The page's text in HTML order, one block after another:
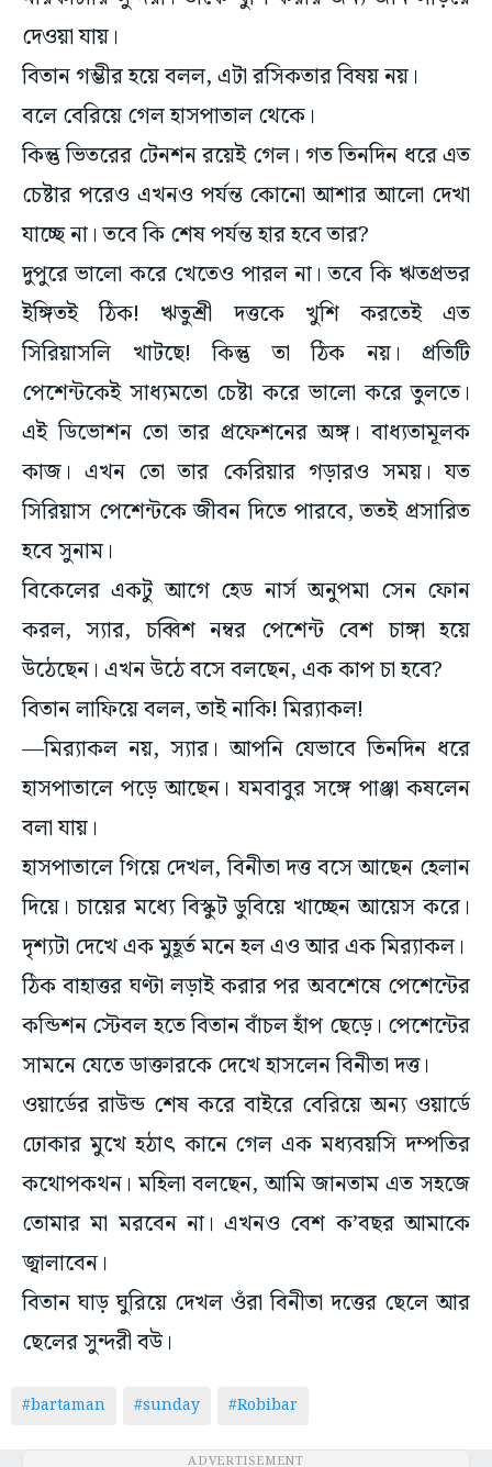
বিতান গম্ভীর হয়ে বলল, এটা রসিকতার বিষয় নয়।
বলে বেরিয়ে গেল হাসপাতাল থেকে।
কিন্তু ভিতরের টেনশন রয়েই গেল। গত তিনদিন ধরে এত
চেষ্টার পরেও এখনও পর্যন্ত কোনো আশার আলো দেখা
যাচ্ছে না। তবে কি শেষ পর্যন্ত হার হবে তার?
দুপুরে ভালো করে খেতেও পারল না। তবে কি ঋতপ্রভর
ইঙ্গিতই ঠিক! ঋতুশ্রী দত্তকে খুশি করতেই এত
সিরিয়াসলি খাটছে! কিন্তু তা ঠিক নয়। প্রতিটি
পেশেন্টকেই সাধ্যমতো চেষ্টা করে ভালো করে তুলতে।
এই ডিভোশন তো তার প্রফেশনের অঙ্গ। বাধ্যতামূলক
কাজ। এখন তো তার কেরিয়ার গড়ারও সময়। যত
সিরিয়াস পেশেন্টকে জীবন দিতে পারবে, ততই প্রসারিত
হবে সুনাম।
বিকেলের একটু আগে হেড নার্স অনুপমা সেন ফোন
করল, স্যার, চব্বিশ নম্বর পেশেন্ট বেশ চাঙ্গা হয়ে
উঠেছেন। এখন উঠে বসে বলছেন, এক কাপ চা হবে?
বিতান লাফিয়ে বলল, তাই নাকি! মির‌্যাকল!
—মির‌্যাকল নয়, স্যার। আপনি যেভাবে তিনদিন ধরে
হাসপাতালে পড়ে আছেন। যমবাবুর সঙ্গে পাঞ্জা কষলেন
বলা যায়।
হাসপাতালে গিয়ে দেখল, বিনীতা দত্ত বসে আছেন হেলান
দিয়ে। চায়ের মধ্যে বিস্কুট ডুবিয়ে খাচ্ছেন আয়েস করে।
দৃশ্যটা দেখে এক মুহূর্ত মনে হল এও আর এক মির‌্যাকল।
ঠিক বাহাত্তর ঘণ্টা লড়াই করার পর অবশেষে পেশেন্টের
কন্ডিশন স্টেবল হতে বিতান বাঁচল হাঁপ ছেড়ে। পেশেন্টের
সামনে যেতে ডাক্তারকে দেখে হাসলেন বিনীতা দত্ত।
ওয়ার্ডের রাউন্ড শেষ করে বাইরে বেরিয়ে অন্য ওয়ার্ডে
ঢোকার মুখে হঠাৎ কানে গেল এক মধ্যবয়সি দম্পতির
কথোপকথন। মহিলা বলছেন, আমি জানতাম এত সহজে
তোমার মা মরবেন না। এখনও বেশ ক’বছর আমাকে
জ্বালাবেন।
বিতান ঘাড় ঘুরিয়ে দেখল ওঁরা বিনীতা দত্তের ছেলে আর
ছেলের সুন্দরী বউ।
#bartaman
ADVERTISEMENT